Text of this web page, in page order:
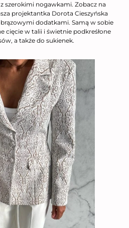
z szerokimi nogawkami. Zobacz na
projektantka Dorota Cieszyńska
dodatkami. Samą w sobie
cięcie w talii i świetnie podkreśłone
a także do sukienek.